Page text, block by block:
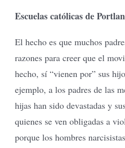
Escuelas católicas de
El hecho es que muchos
razones para creer que el
hecho, sí “vienen por” sus
ejemplo, a los padres de las
hijas han sido devastadas y
quienes se ven obligadas a
porque los hombres